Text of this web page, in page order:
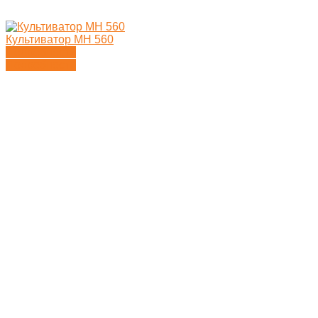
Культиватор MH 560